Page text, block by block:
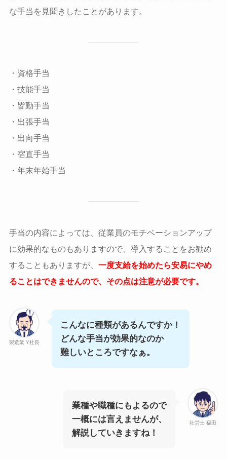
な手当を見聞きしたことがあります。
・資格手当
・技能手当
・皆勤手当
・出張手当
・出向手当
・宿直手当
・年末年始手当
手当の内容によっては、従業員のモチベーションアップ
に効果的なものもありますので、導入することをお勧め
することもありますが、 一度支給を始めたら安易にやめ
ることはできませんので、その点は注意が必要です。
製造業 Y社長
こんなに種類があるんですか！
どんな手当が効果的なのか
難しいところですなぁ。
社労士 福田
業種や職種にもよるので
一概には言えませんが、
解説していきますね！